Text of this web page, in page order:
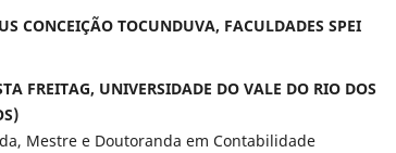
CONCEIÇÃO TOCUNDUVA, FACULDADES SPEI
FREITAG, UNIVERSIDADE DO VALE DO RIO DOS
Mestre e Doutoranda em Contabilidade